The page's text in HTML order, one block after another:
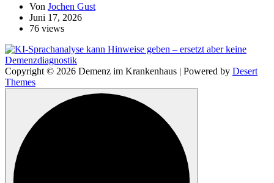
Von Jochen Gust
Juni 17, 2026
76 views
Copyright © 2026 Demenz im Krankenhaus | Powered by Desert
Themes